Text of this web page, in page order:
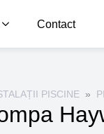
Contact
PISCINE